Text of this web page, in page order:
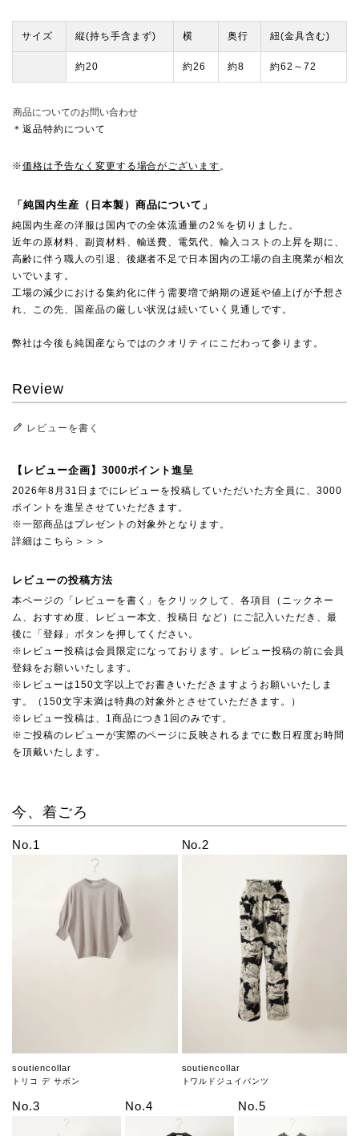
サイズ 縦(持ち手含まず) 横 奥行 紐(金具含む)
約20 約26 約8 約62～72
商品についてのお問い合わせ
＊返品特約について
※価格は予告なく変更する場合がございます。
「純国内生産（日本製）商品について」
純国内生産の洋服は国内での全体流通量の2％を切りました。
近年の原材料、副資材料、輸送費、電気代、輸入コストの上昇を期に、
高齢に伴う職人の引退、後継者不足で日本国内の工場の自主廃業が相次
いでいます。
工場の減少における集約化に伴う需要増で納期の遅延や値上げが予想さ
れ、この先、国産品の厳しい状況は続いていく見通しです。
弊社は今後も純国産ならではのクオリティにこだわって参ります。
Review
レビューを書く
【レビュー企画】3000ポイント進呈
2026年8月31日までにレビューを投稿していただいた方全員に、3000
ポイントを進呈させていただきます。
※一部商品はプレゼントの対象外となります。
詳細はこちら＞＞＞
レビューの投稿方法
本ページの「レビューを書く」をクリックして、各項目（ニックネー
ム、おすすめ度、レビュー本文、投稿日 など）にご記入いただき、最
後に「登録」ボタンを押してください。
※レビュー投稿は会員限定になっております。レビュー投稿の前に会員
登録をお願いいたします。
※レビューは150文字以上でお書きいただきますようお願いいたしま
す。（150文字未満は特典の対象外とさせていただきます。）
※レビュー投稿は、1商品につき1回のみです。
※ご投稿のレビューが実際のページに反映されるまでに数日程度お時間
を頂戴いたします。
今、着ごろ
No.1
soutiencollar
トリコ デ サボン
No.2
soutiencollar
トワルドジュイパンツ
No.3 No.4 No.5